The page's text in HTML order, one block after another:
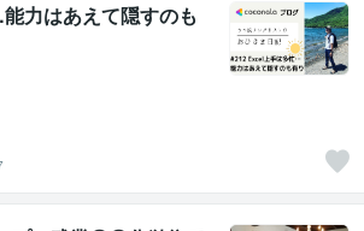
力はあえて隠すのも